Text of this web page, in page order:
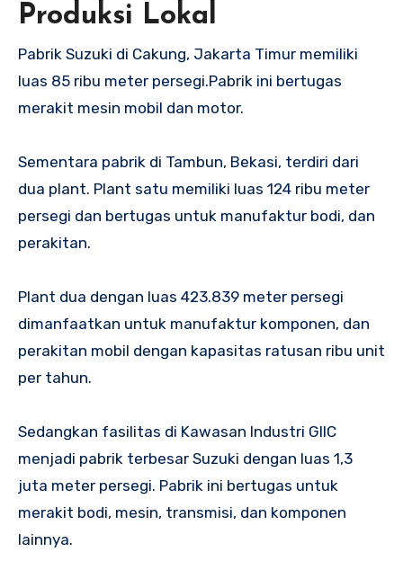
Produksi Lokal
Pabrik Suzuki di Cakung, Jakarta Timur memiliki
luas 85 ribu meter persegi.Pabrik ini bertugas
merakit mesin mobil dan motor.
Sementara pabrik di Tambun, Bekasi, terdiri dari
dua plant. Plant satu memiliki luas 124 ribu meter
persegi dan bertugas untuk manufaktur bodi, dan
perakitan.
Plant dua dengan luas 423.839 meter persegi
dimanfaatkan untuk manufaktur komponen, dan
perakitan mobil dengan kapasitas ratusan ribu unit
per tahun.
Sedangkan fasilitas di Kawasan Industri GIIC
menjadi pabrik terbesar Suzuki dengan luas 1,3
juta meter persegi. Pabrik ini bertugas untuk
merakit bodi, mesin, transmisi, dan komponen
lainnya.